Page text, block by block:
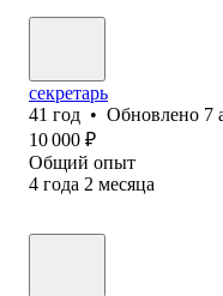
секретарь
41 год • Обновлено 7
10 000 ₽
Общий опыт
4 года 2 месяца